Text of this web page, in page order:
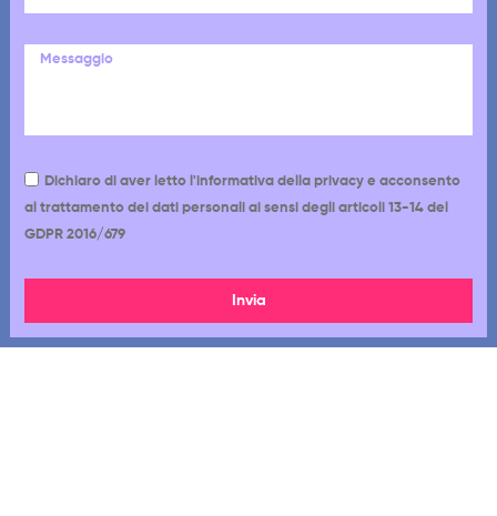
Dichiaro di aver letto l'informativa della privacy e acconsento
al trattamento dei dati personali ai sensi degli articoli 13-14 del
GDPR 2016/679
Invia